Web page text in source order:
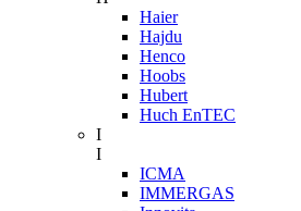
Haier
Hajdu
Henco
Hoobs
Hubert
Huch EnTEC
I
I
ICMA
IMMERGAS